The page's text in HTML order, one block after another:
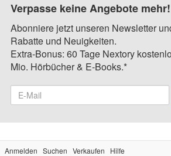
Verpasse keine Angebote mehr!
Abonniere jetzt unseren Newsletter
Rabatte und Neuigkeiten.
Extra-Bonus: 60 Tage Nextory
Mio. Hörbücher & E-Books.*
Anmelden Suchen Verkaufen
Hilfe